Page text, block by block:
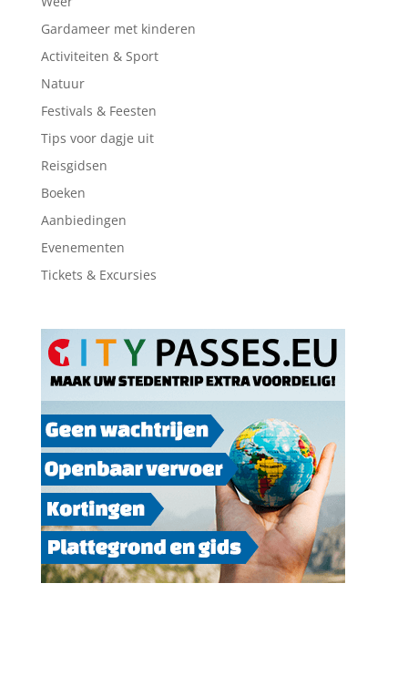
Gardameer met kinderen
Activiteiten & Sport
Natuur
Festivals & Feesten
Tips voor dagje uit
Reisgidsen
Boeken
Aanbiedingen
Evenementen
Tickets & Excursies